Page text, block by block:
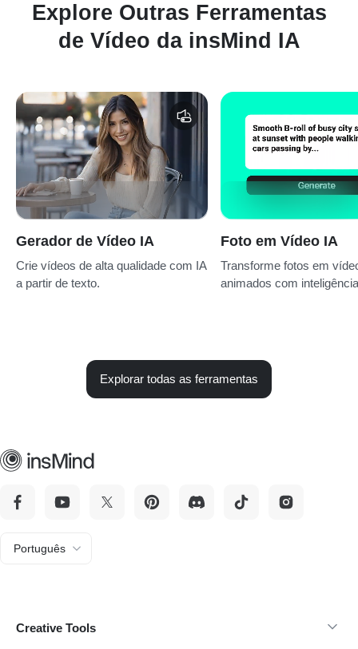
Explore Outras Ferramentas
de Vídeo da insMind IA
Gerador de Vídeo IA
Crie vídeos de alta qualidade com IA
a partir de texto.
Foto em Vídeo IA
Transforme fotos em
animados com
Explorar todas as ferramentas
Português
Creative Tools